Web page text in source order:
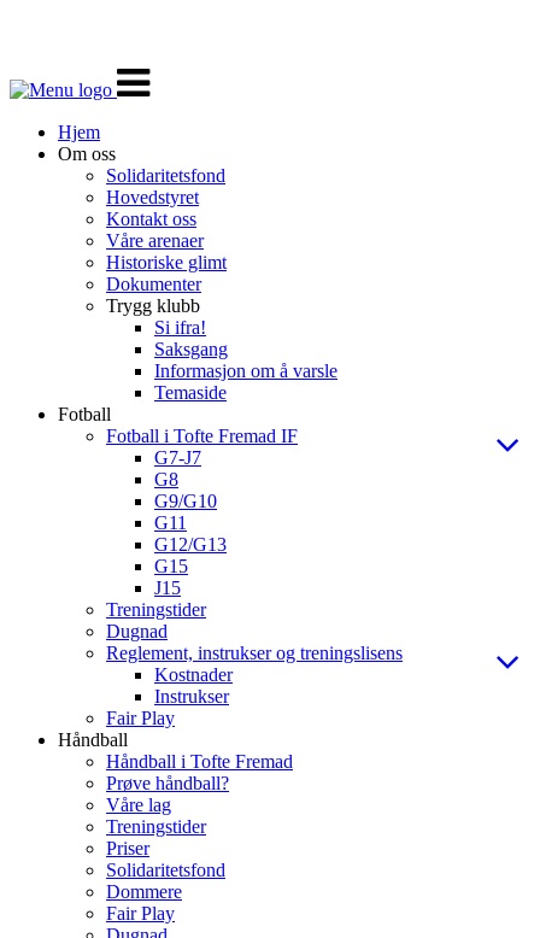
Veksle
navigasjon
Hjem
Om oss
Solidaritetsfond
Hovedstyret
Kontakt oss
Våre arenaer
Historiske glimt
Dokumenter
Trygg klubb
Si ifra!
Saksgang
Informasjon om å varsle
Temaside
Fotball
Fotball i Tofte Fremad IF
G7-J7
G8
G9/G10
G11
G12/G13
G15
J15
Treningstider
Dugnad
Reglement, instrukser og treningslisens
Kostnader
Instrukser
Fair Play
Håndball
Håndball i Tofte Fremad
Prøve håndball?
Våre lag
Treningstider
Priser
Solidaritetsfond
Dommere
Fair Play